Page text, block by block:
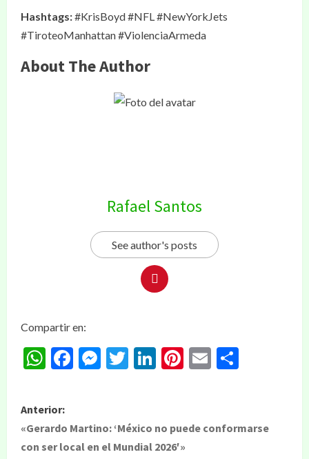
Hashtags:#KrisBoyd #NFL #NewYorkJets
#TiroteoManhattan #ViolenciaArmeda
About The Author
Rafael Santos
See author's posts
Compartir en:
WhatsApp
Facebook
Messenger
Twitter
LinkedIn
Pinterest
Email
Anterior:
«Gerardo Martino: ‘México no puede conformarse
con ser local en el Mundial 2026′»